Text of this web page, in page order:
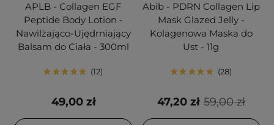
APLB - Collagen EGF
Peptide Body Lotion -
Nawilżająco-Ujędrniający
Balsam do Ciała - 300ml
12
49,00 zł
Abib - PDRN Collagen Lip
Mask Glazed Jelly -
Kolagenowa Maska do
Ust - 11g
28
59,00 zł
47,20 zł